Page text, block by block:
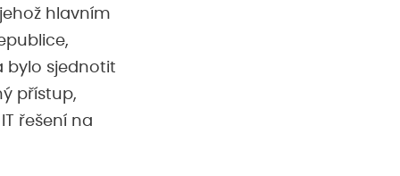
hlavním
bylo sjednotit
přístup,
řešení na